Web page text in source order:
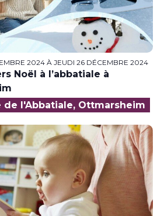
2024À JEUDI 26 DÉCEMBRE 2024
Noël à l’abbatiale à
de l'Abbatiale, Ottmarsheim